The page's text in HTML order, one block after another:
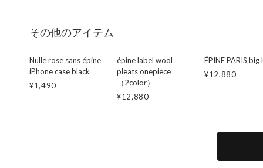
その他のアイテム
Nulle rose sans épine
iPhone case black
¥1,490
épine label wool
pleats onepiece
（2color）
¥12,880
ÉPINE PARIS big
¥12,880